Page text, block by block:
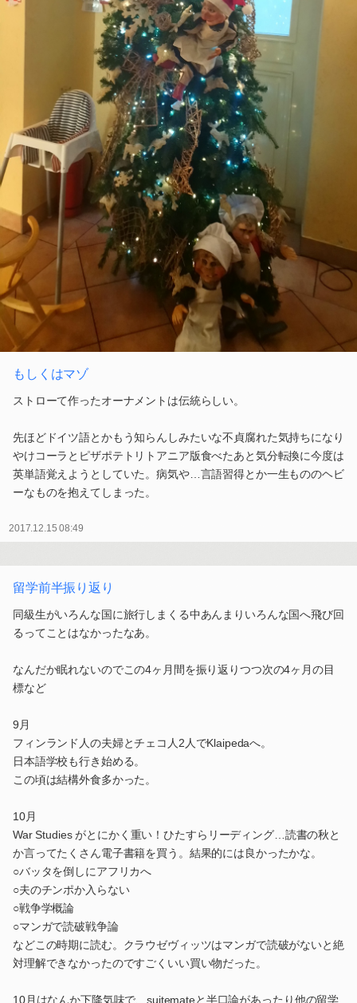
もしくはマゾ
ストローて作ったオーナメントは伝統らしい。
先ほどドイツ語とかもう知らんしみたいな不貞腐れた気持ちになり
やけコーラとピザポテトリトアニア版食べたあと気分転換に今度は
英単語覚えようとしていた。病気や…言語習得とか一生もののヘビ
ーなものを抱えてしまった。
2017.12.15 08:49
留学前半振り返り
同級生がいろんな国に旅行しまくる中あんまりいろんな国へ飛び回
るってことはなかったなあ。
なんだか眠れないのでこの4ヶ月間を振り返りつつ次の4ヶ月の目
標など
9月
フィンランド人の夫婦とチェコ人2人でKlaipedaへ。
日本語学校も行き始める。
この頃は結構外食多かった。
10月
War Studies がとにかく重い！ひたすらリーディング…読書の秋と
か言ってたくさん電子書籍を買う。結果的には良かったかな。
○バッタを倒しにアフリカへ
○夫のチンポか入らない
○戦争学概論
○マンガで読破戦争論
などこの時期に読む。クラウゼヴィッツはマンガで読破がないと絶
対理解できなかったのですごくいい買い物だった。
10月はなんか下降気味で、suitemateと半口論があったり他の留学